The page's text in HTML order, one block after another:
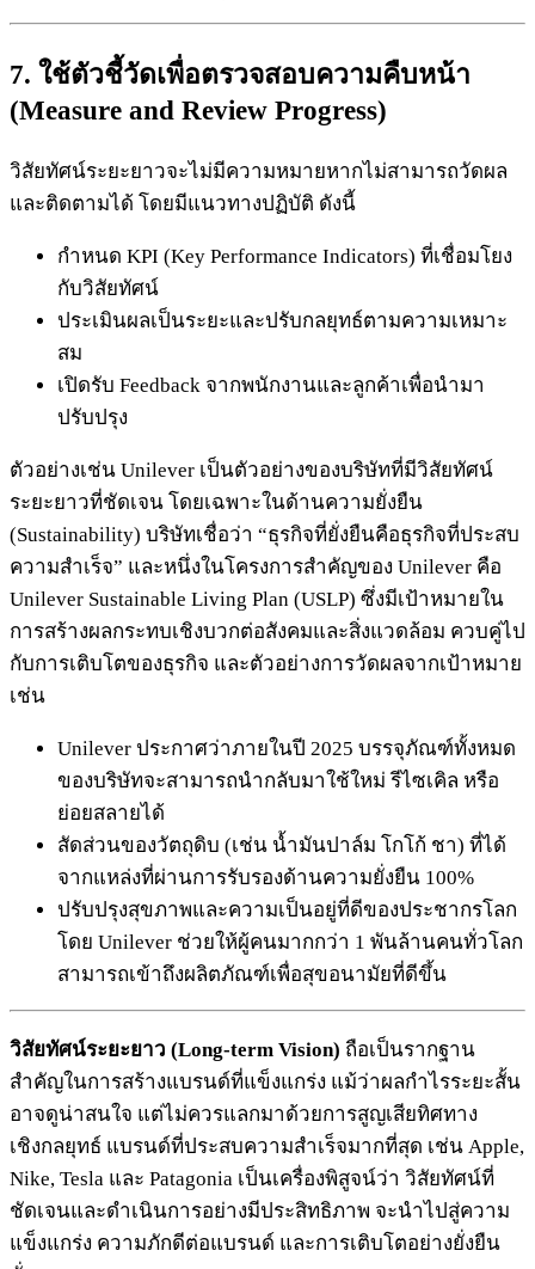
7. ใช้ตัวชี้วัดเพื่อตรวจสอบความคืบหน้า
(Measure and Review Progress)
วิสัยทัศน์ระยะยาวจะไม่มีความหมายหากไม่สามารถวัดผล
และติดตามได้ โดยมีแนวทางปฏิบัติ ดังนี้
กำหนด KPI (Key Performance Indicators) ที่เชื่อมโยง
กับวิสัยทัศน์
ประเมินผลเป็นระยะและปรับกลยุทธ์ตามความเหมาะ
สม
เปิดรับ Feedback จากพนักงานและลูกค้าเพื่อนำมา
ปรับปรุง
ตัวอย่างเช่น Unilever เป็นตัวอย่างของบริษัทที่มีวิสัยทัศน์
ระยะยาวที่ชัดเจน โดยเฉพาะในด้านความยั่งยืน
(Sustainability) บริษัทเชื่อว่า “ธุรกิจที่ยั่งยืนคือธุรกิจที่ประสบ
ความสำเร็จ” และหนึ่งในโครงการสำคัญของ Unilever คือ
Unilever Sustainable Living Plan (USLP) ซึ่งมีเป้าหมายใน
การสร้างผลกระทบเชิงบวกต่อสังคมและสิ่งแวดล้อม ควบคู่ไป
กับการเติบโตของธุรกิจ และตัวอย่างการวัดผลจากเป้าหมาย
เช่น
Unilever ประกาศว่าภายในปี 2025 บรรจุภัณฑ์ทั้งหมด
ของบริษัทจะสามารถนำกลับมาใช้ใหม่ รีไซเคิล หรือ
ย่อยสลายได้
สัดส่วนของวัตถุดิบ (เช่น น้ำมันปาล์ม โกโก้ ชา) ที่ได้
จากแหล่งที่ผ่านการรับรองด้านความยั่งยืน 100%
ปรับปรุงสุขภาพและความเป็นอยู่ที่ดีของประชากรโลก
โดย Unilever ช่วยให้ผู้คนมากกว่า 1 พันล้านคนทั่วโลก
สามารถเข้าถึงผลิตภัณฑ์เพื่อสุขอนามัยที่ดีขึ้น
วิสัยทัศน์ระยะยาว (Long-term Vision) ถือเป็นรากฐาน
สำคัญในการสร้างแบรนด์ที่แข็งแกร่ง แม้ว่าผลกำไรระยะสั้น
อาจดูน่าสนใจ แต่ไม่ควรแลกมาด้วยการสูญเสียทิศทาง
เชิงกลยุทธ์ แบรนด์ที่ประสบความสำเร็จมากที่สุด เช่น Apple,
Nike, Tesla และ Patagonia เป็นเครื่องพิสูจน์ว่า วิสัยทัศน์ที่
ชัดเจนและดำเนินการอย่างมีประสิทธิภาพ จะนำไปสู่ความ
แข็งแกร่ง ความภักดีต่อแบรนด์ และการเติบโตอย่างยั่งยืน